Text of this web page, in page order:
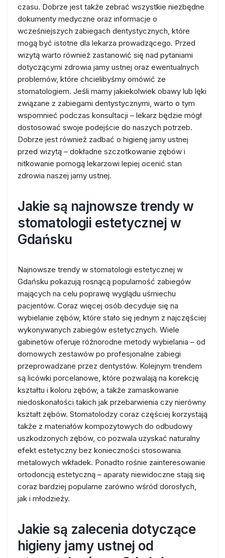
czasu. Dobrze jest także zebrać wszystkie niezbędne
dokumenty medyczne oraz informacje o
wcześniejszych zabiegach dentystycznych, które
mogą być istotne dla lekarza prowadzącego. Przed
wizytą warto również zastanowić się nad pytaniami
dotyczącymi zdrowia jamy ustnej oraz ewentualnych
problemów, które chcielibyśmy omówić ze
stomatologiem. Jeśli mamy jakiekolwiek obawy lub lęki
związane z zabiegami dentystycznymi, warto o tym
wspomnieć podczas konsultacji – lekarz będzie mógł
dostosować swoje podejście do naszych potrzeb.
Dobrze jest również zadbać o higienę jamy ustnej
przed wizytą – dokładne szczotkowanie zębów i
nitkowanie pomogą lekarzowi lepiej ocenić stan
zdrowia naszej jamy ustnej.
Jakie są najnowsze trendy w
stomatologii estetycznej w
Gdańsku
Najnowsze trendy w stomatologii estetycznej w
Gdańsku pokazują rosnącą popularność zabiegów
mających na celu poprawę wyglądu uśmiechu
pacjentów. Coraz więcej osób decyduje się na
wybielanie zębów, które stało się jednym z najczęściej
wykonywanych zabiegów estetycznych. Wiele
gabinetów oferuje różnorodne metody wybielania – od
domowych zestawów po profesjonalne zabiegi
przeprowadzane przez dentystów. Kolejnym trendem
są licówki porcelanowe, które pozwalają na korekcję
kształtu i koloru zębów, a także zamaskowanie
niedoskonałości takich jak przebarwienia czy nierówny
kształt zębów. Stomatolodzy coraz częściej korzystają
także z materiałów kompozytowych do odbudowy
uszkodzonych zębów, co pozwala uzyskać naturalny
efekt estetyczny bez konieczności stosowania
metalowych wkładek. Ponadto rośnie zainteresowanie
ortodoncją estetyczną – aparaty niewidoczne stają się
coraz bardziej popularne zarówno wśród dorosłych,
jak i młodzieży.
Jakie są zalecenia dotyczące
higieny jamy ustnej od